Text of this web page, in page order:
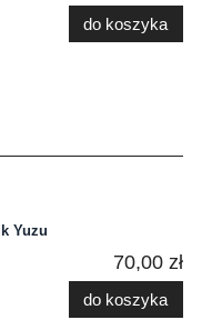
do koszyka
Yuzu
70,00 zł
do koszyka